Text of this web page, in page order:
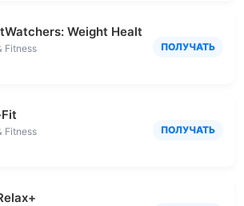
Weight Health
Fitness
ПОЛУЧАТЬ
Fitness
ПОЛУЧАТЬ